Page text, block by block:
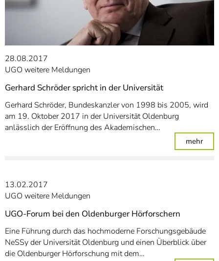
28.08.2017
UGO weitere Meldungen
Gerhard Schröder spricht in der Universität
Gerhard Schröder, Bundeskanzler von 1998 bis 2005, wird
am 19. Oktober 2017 in der Universität Oldenburg
anlässlich der Eröffnung des Akademischen…
mehr:
13.02.2017
UGO weitere Meldungen
UGO-Forum bei den Oldenburger Hörforschern
Eine Führung durch das hochmoderne Forschungsgebäude
NeSSy der Universität Oldenburg und einen Überblick über
die Oldenburger Hörforschung mit dem…